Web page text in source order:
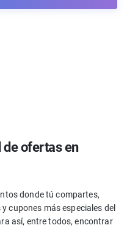
de ofertas en
donde tú compartes,
cupones más especiales del
así, entre todos, encontrar